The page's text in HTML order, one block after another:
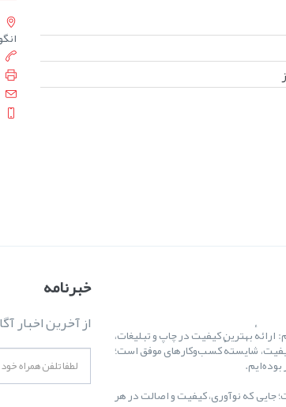
روشن آغاز کردیم: ارائهٔ بهترین کیفیت در چاپ و تبلیغات،
شایستهٔ کسب‌وکارهای موفق است؛
جایی که نوآوری، کیفیت و اصالت در هر
خبرنامه
از آخرین اخبار